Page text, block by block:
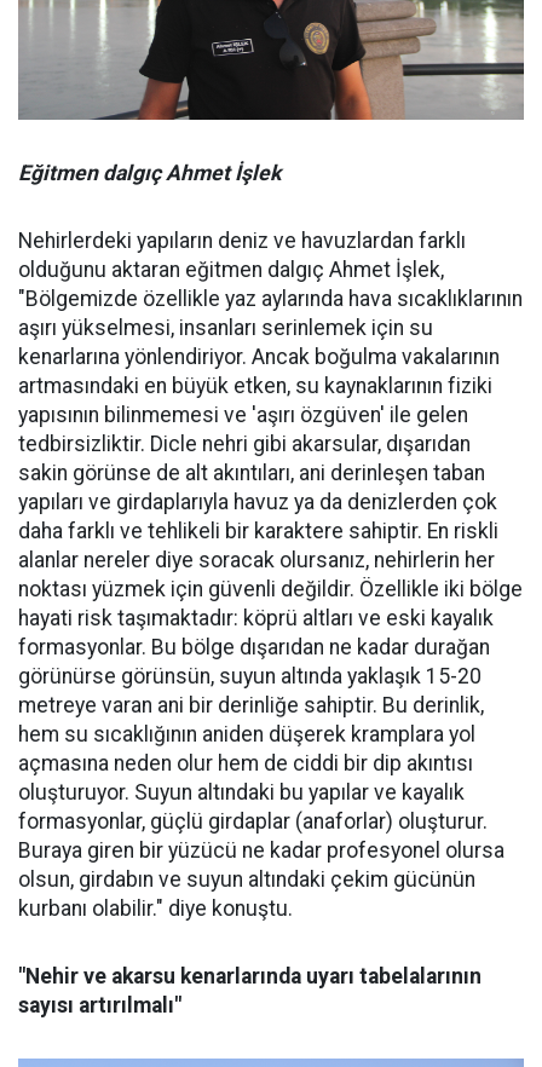
Eğitmen dalgıç Ahmet İşlek
Nehirlerdeki yapıların deniz ve havuzlardan farklı
olduğunu aktaran eğitmen dalgıç Ahmet İşlek,
"Bölgemizde özellikle yaz aylarında hava sıcaklıklarının
aşırı yükselmesi, insanları serinlemek için su
kenarlarına yönlendiriyor. Ancak boğulma vakalarının
artmasındaki en büyük etken, su kaynaklarının fiziki
yapısının bilinmemesi ve 'aşırı özgüven' ile gelen
tedbirsizliktir. Dicle nehri gibi akarsular, dışarıdan
sakin görünse de alt akıntıları, ani derinleşen taban
yapıları ve girdaplarıyla havuz ya da denizlerden çok
daha farklı ve tehlikeli bir karaktere sahiptir. En riskli
alanlar nereler diye soracak olursanız, nehirlerin her
noktası yüzmek için güvenli değildir. Özellikle iki bölge
hayati risk taşımaktadır: köprü altları ve eski kayalık
formasyonlar. Bu bölge dışarıdan ne kadar durağan
görünürse görünsün, suyun altında yaklaşık 15-20
metreye varan ani bir derinliğe sahiptir. Bu derinlik,
hem su sıcaklığının aniden düşerek kramplara yol
açmasına neden olur hem de ciddi bir dip akıntısı
oluşturuyor. Suyun altındaki bu yapılar ve kayalık
formasyonlar, güçlü girdaplar (anaforlar) oluşturur.
Buraya giren bir yüzücü ne kadar profesyonel olursa
olsun, girdabın ve suyun altındaki çekim gücünün
kurbanı olabilir." diye konuştu.
"Nehir ve akarsu kenarlarında uyarı tabelalarının
sayısı artırılmalı"